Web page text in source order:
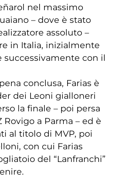
nel massimo
– dove è stato
assoluto –
in Italia, inizialmente
successivamente con il
conclusa, Farias è
dei Leoni gialloneri
la finale – poi persa
a Parma – ed è
al titolo di MVP, poi
con cui Farias
del “Lanfranchi”